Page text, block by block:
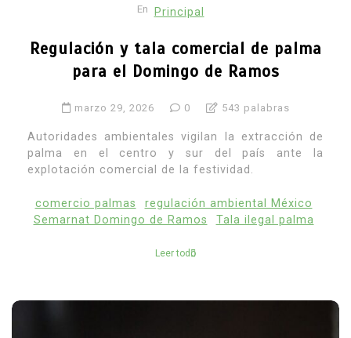
En Principal
Regulación y tala comercial de palma
para el Domingo de Ramos
marzo 29, 2026 0 543 palabras
Autoridades ambientales vigilan la extracción de
palma en el centro y sur del país ante la
explotación comercial de la festividad.
comercio palmas
regulación ambiental México
Semarnat Domingo de Ramos
Tala ilegal palma
Leer todo